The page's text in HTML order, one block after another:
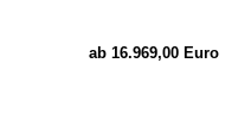
ab 16.969,00 Euro